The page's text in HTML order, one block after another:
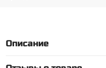
Описание